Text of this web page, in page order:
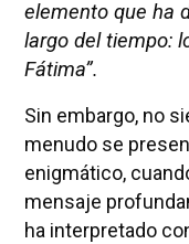
elemento que ha
largo del tiempo:
Fátima”.
Sin embargo, no
menudo se
enigmático,
mensaje
ha interpretado